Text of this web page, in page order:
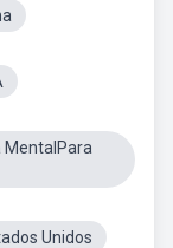
MentalPara
Unidos